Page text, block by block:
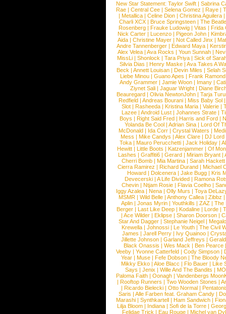
New Star Statement: Taylor Swift | Sabrina
Rae |Central Cee |Selena Gomez |Raye |
| Metallica | Celine Dion | Christina Aguilera |
Charli XCX |Bruce Springsteen |The
Rosenberg | Frauke Ludowig | Vitas | Frida
Nick Carter | Lucenzo | Pigeon John |
Aida |Christine Mayer |Not Called Jinx |
Andre Tannenberger | Edward Maya |
Alex Velea | Ava Rocks | Youn Sunnah |
MissLi | Shonlock | Tara Priya | Sick of
Silvia Dias |Henry Maske |Ava Takes A
Beck |Annett Louisan |Devin Miles |Selah
Liebe Minou |Guano Apes |Frank Ramond
Andy Grammer |Jamie Woon | Imany |
Ziynet Sali |Jaguar Wright |Diane
Beauregard |Olivia NewtonJohn |Tarja
Redfield | Andreas Bourani | Miss Baby Sol
Slot | Rasheeda | Kristina Maria | Valerie |
Lazee | Android Lust | Johannes Strate |
Boys | Right Said Fred | Harris and Ford |
Yolanda Be Cool |Adrian Sina |Lord Of
McDonald | Ida Corr |Crystal Waters |
Mess | Mike Candys | Alex Clare | DJ Lord
Toka | Mauro Perucchetti | Jack Holiday |
Hewitt |Little Boots |Katzenjammer |Of
Lashes |Graffiti6 |Gerard |Miriam Bryant |
Cherri Bomb | Mia Martina | Sarah Hackett
Cierra Ramirez | Richard Durand | Michael
Howard |Dolcenera |Jake Bugg |Kris
Devecerski |A Life Divided |Ramona
Chevin |Ntjam Rosie |Flavia Coelho |
Iggy Azalea | Nena | Olly Murs | Toya
MSMR |Wild Belle |Anthony Callea |Zibbz
Aplin | Jonas Myrin | Youthkills | ZAZ | The
Berger |Last Like Deep |Kodaline |Lorde |
|Ace Wilder |Eklipse |Sharon Doorson |
Star And Dagger | Stephanie Neigel |
Krewella | Johnossi | Le Youth | The Civil
James | Jarell Perry | Ivy Quainoo |
Jillette Johnson | Garland Jeffreys |
Black Onassis | Wes Mack | Ben Pearce
Veeby | Yvonne Catterfeld | Cody Simpson |
Year |Muse |Fefe Dobson |The Bloody
Mikky Ekko | Aloe Blacc | Flo Bauer | Like
Says | Jenix | Wille And The Bandits | MO
Paloma Faith |Oonagh |Vandenbergs
|Rooftop Runners |Two Wooden Stones |
| Ricardo Bielecki | Otto Normal |
Saris | Alle Farben feat. Graham Candy |
Marashi | Synthkartell | Ham Sandwich |
Lilja Bloom | Indiana | Sofi de la Torre |
Felidae Trick | Eau Rouge | Michel van